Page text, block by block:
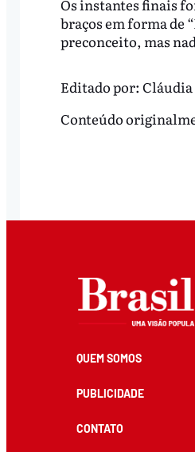
Os instantes finais
braços em forma de
preconceito, mas
Editado por: Cláudia
Conteúdo
QUEM SOMOS
PUBLICIDADE
CONTATO